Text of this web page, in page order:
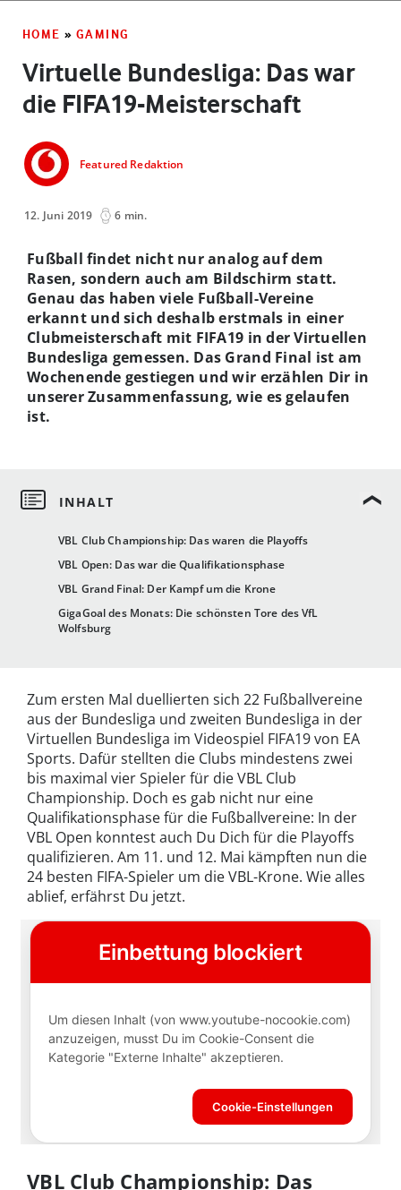
HOME » GAMING
Virtuelle Bundesliga: Das war
die FIFA19-Meisterschaft
Featured Redaktion
12. Juni 2019 6 min.
VBL Club Championship: Das waren die Playoffs
VBL Open: Das war die Qualifikationsphase
VBL Grand Final: Der Kampf um die Krone
GigaGoal des Monats: Die schönsten Tore des VfL
Wolfsburg
Fußball findet nicht nur analog auf dem
Rasen, sondern auch am Bildschirm statt.
Genau das haben viele Fußball-Vereine
erkannt und sich deshalb erstmals in einer
Clubmeisterschaft mit FIFA19 in der Virtuellen
Bundesliga gemessen. Das Grand Final ist am
Wochenende gestiegen und wir erzählen Dir in
unserer Zusammenfassung, wie es gelaufen
ist.
Zum ersten Mal duellierten sich 22 Fußballvereine
aus der Bundesliga und zweiten Bundesliga in der
Virtuellen Bundesliga im Videospiel FIFA19 von EA
Sports. Dafür stellten die Clubs mindestens zwei
bis maximal vier Spieler für die VBL Club
Championship. Doch es gab nicht nur eine
Qualifikationsphase für die Fußballvereine: In der
VBL Open konntest auch Du Dich für die Playoffs
qualifizieren. Am 11. und 12. Mai kämpften nun die
24 besten FIFA-Spieler um die VBL-Krone. Wie alles
ablief, erfährst Du jetzt.
VBL Club Championship: Das